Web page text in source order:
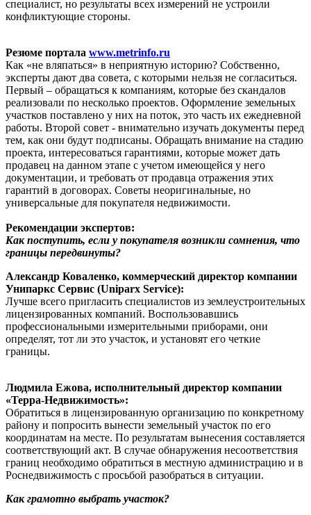
специалист, но результаты всех измерений не устроили
конфликтующие стороны.
Резюме портала www.metrinfo.ru
Как «не вляпаться» в неприятную историю? Собственно,
эксперты дают два совета, с которыми нельзя не согласиться.
Первый – обращаться к компаниям, которые без скандалов
реализовали по несколько проектов. Оформление земельных
участков поставлено у них на поток, это часть их ежедневной
работы. Второй совет - внимательно изучать документы перед
тем, как они будут подписаны. Обращать внимание на стадию
проекта, интересоваться гарантиями, которые может дать
продавец на данном этапе с учетом имеющейся у него
документации, и требовать от продавца отражения этих
гарантий в договорах. Советы неоригинальные, но
универсальные для покупателя недвижимости.
Рекомендации экспертов:
Как поступить, если у покупателя возникли сомнения, что
границы передвинуты?
Александр Коваленко, коммерческий директор компании
Унипаркс Сервис (Uniparx Service):
Лучше всего пригласить специалистов из землеустроительных
лицензированных компаний. Воспользовавшись
профессиональными измерительными приборами, они
определят, тот ли это участок, и установят его четкие
границы.
Людмила Ежова, исполнительный директор компании
«Терра-Недвижимость»:
Обратиться в лицензированную организацию по конкретному
району и попросить вынести земельный участок по его
координатам на месте. По результатам вынесения составляется
соответствующий акт. В случае обнаружения несоответствия
границ необходимо обратиться в местную администрацию и в
Роснедвижимость с просьбой разобраться в ситуации.
Как грамотно выбрать участок?